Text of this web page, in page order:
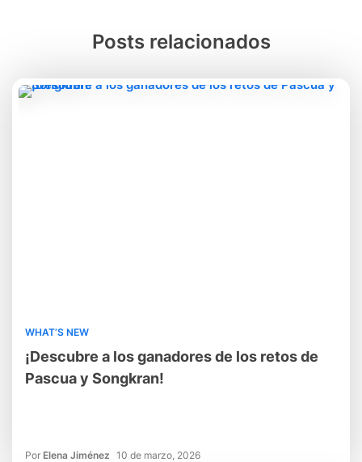
Posts relacionados
WHAT’S NEW
¡Descubre a los ganadores de los retos de
Pascua y Songkran!
Por Elena Jiménez 10 de marzo, 2026